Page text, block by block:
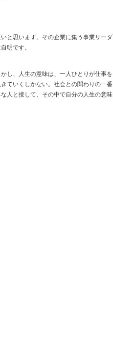
と思います。その企業に集う事業リーダ
明です。
し、人生の意味は、一人ひとりが仕事を
ていくしかない。社会との関わりの一番
人と接して、その中で自分の人生の意味